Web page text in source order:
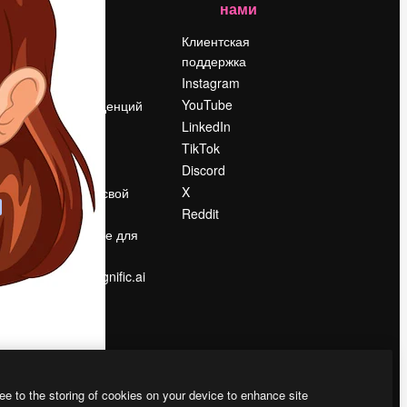
Цены
О нас
Reviews
Вакансии
Поиск тенденций
Блог
События
Slidesgo
Продайте свой
контент
Помещение для
прессы
Ищете magnific.ai
нами
Клиентская
поддержка
Instagram
YouTube
LinkedIn
TikTok
Discord
X
Reddit
to the storing of cookies on your device to enhance site